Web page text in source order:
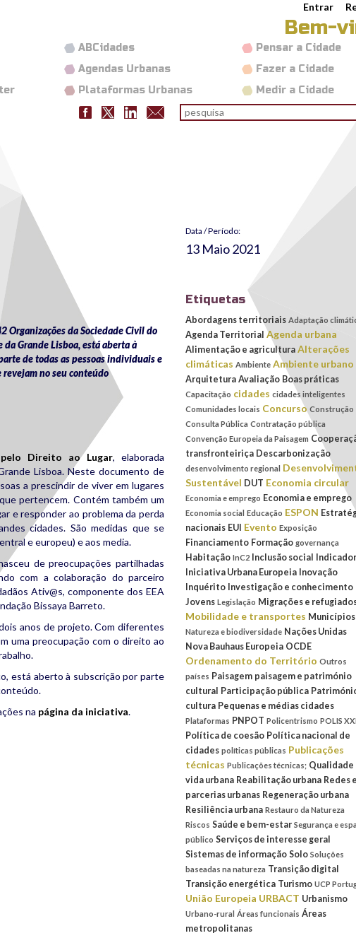
Entrar
Bem-
Pensar a Cidade
Fazer a Cidade
Medir a Cidade
ABCidades
Agendas Urbanas
Plataformas Urbanas
Formulário de pesquisa
pesquisar
Organizações da Sociedade Civil do
da Grande Lisboa, está aberta à
de todas as pessoas individuais e
revejam no seu conteúdo
Direito ao Lugar, elaborada
Lisboa. Neste documento de
a prescindir de viver em lugares
pertencem. Contém também um
e responder ao problema da perda
cidades. São medidas que se
e europeu) e aos media.
de preocupações partilhadas
com a colaboração do parceiro
Ativ@s, componente dos EEA
Bissaya Barreto.
anos de projeto. Com diferentes
uma preocupação com o direito ao
está aberto à subscrição por parte
na página da iniciativa.
Data / Período:
13 Maio 2021
Etiquetas
Abordagens territoriais Adaptação
Agenda Territorial Agenda urbana
Alimentação e agricultura Alterações
climáticas Ambiente Ambiente urbano
Arquitetura Avaliação Boas práticas
Capacitação cidades cidades inteligentes
Comunidades locais Concurso Construção
Consulta Pública Contratação pública
Convenção Europeia da Paisagem
transfronteiriça Descarbonização
desenvolvimento regional
Sustentável DUT Economia circular
Economia e emprego Economia e emprego
Economia social Educação ESPON
nacionais EUI Evento Exposição
Financiamento Formação governança
Habitação InC2 Inclusão social
Iniciativa Urbana Europeia Inovação
Inquérito Investigação e conhecimento
Jovens Legislação Migrações e
Mobilidade e transportes Municípios
Natureza e biodiversidade Nações Unidas
Nova Bauhaus Europeia OCDE
Ordenamento do Território Outros
países Paisagem paisagem e património
cultural Participação pública
cultura Pequenas e médias cidades
Plataformas PNPOT Policentrismo POLIS XXI
Política de coesão Política nacional de
cidades políticas públicas Publicações
técnicas Publicações técnicas; Qualidade
vida urbana Reabilitação urbana Redes e
parcerias urbanas Regeneração urbana
Resiliência urbana Restauro da Natureza
Riscos Saúde e bem-estar Segurança e
público Serviços de interesse geral
Sistemas de informação Solo Soluções
baseadas na natureza Transição digital
Transição energética Turismo UCP
União Europeia URBACT Urbanismo
Urbano-rural Áreas funcionais Áreas
metropolitanas